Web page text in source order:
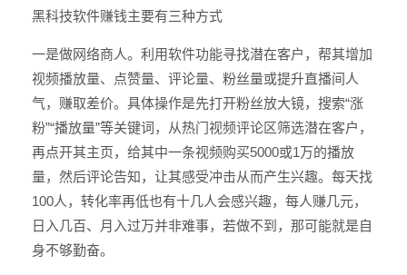
黑科技软件赚钱主要有三种方式
一是做网络商人。利用软件功能寻找潜在客户，帮其增加
视频播放量、点赞量、评论量、粉丝量或提升直播间人
气，赚取差价。具体操作是先打开粉丝放大镜，搜索“涨
粉”“播放量”等关键词，从热门视频评论区筛选潜在客户，
再点开其主页，给其中一条视频购买5000或1万的播放
量，然后评论告知，让其感受冲击从而产生兴趣。每天找
100人，转化率再低也有十几人会感兴趣，每人赚几元，
日入几百、月入过万并非难事，若做不到，那可能就是自
身不够勤奋。